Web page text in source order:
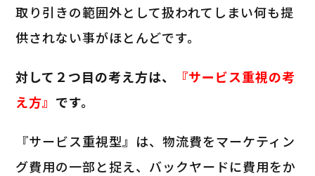
取り引きの範囲外として扱われてしまい何も提
供されない事がほとんどです。
対して２つ目の考え方は、
『サービス重視の考
え方』 です。
『サービス重視型』は、物流費をマーケティン
グ費用の一部と捉え、バックヤードに費用をか